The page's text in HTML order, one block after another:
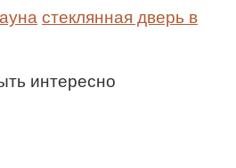
стеклянная дверь в
интересно